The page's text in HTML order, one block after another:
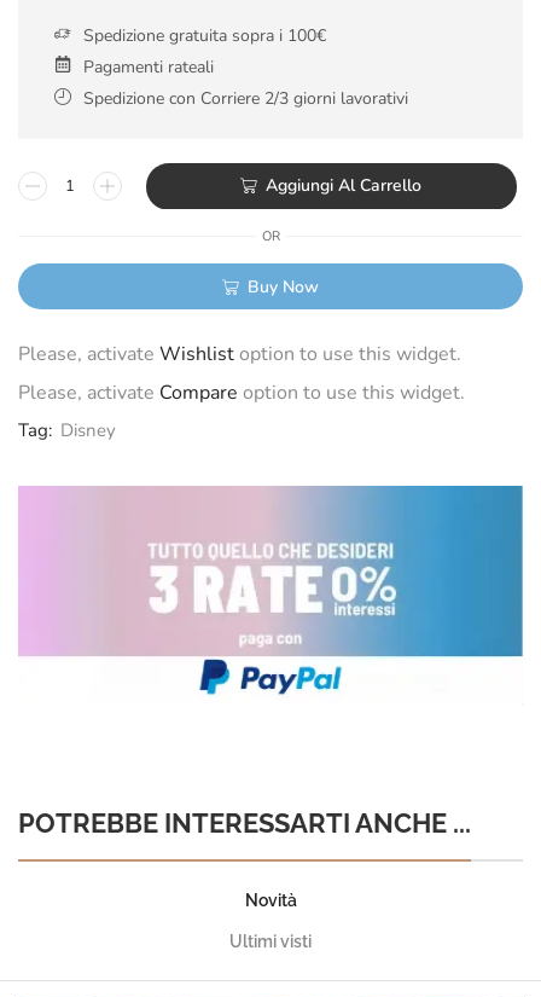
Spedizione gratuita sopra i 100€
Pagamenti rateali
Spedizione con Corriere 2/3 giorni lavorativi
Aggiungi Al Carrello
OR
Buy Now
Please, activate Wishlistoption to use this widget.
Please, activate Compare option to use this widget.
Tag: Disney
POTREBBE INTERESSARTI ANCHE ...
Novità
Ultimi visti